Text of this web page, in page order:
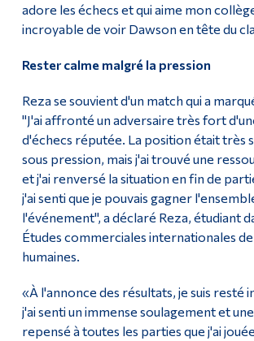
adore les échecs et qui aime mon
incroyable de voir Dawson en tête du
Rester calme malgré la pression
Reza se souvient d'un match qui a
"J'ai affronté un adversaire très fort
d'échecs réputée. La position était très
sous pression, mais j'ai trouvé une
et j'ai renversé la situation en fin de
j'ai senti que je pouvais gagner
l'événement", a déclaré Reza, étudiant
Études commerciales internationales de
humaines.
«À l'annonce des résultats, je suis resté
j'ai senti un immense soulagement et
repensé à toutes les parties que j'ai